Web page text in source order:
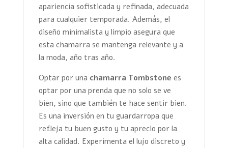
apariencia sofisticada y refinada, adecuada
para cualquier temporada. Además, el
diseño minimalista y limpio asegura que
esta chamarra se mantenga relevante y a
la moda, año tras año.
Optar por una chamarra Tombstone es
optar por una prenda que no solo se ve
bien, sino que también te hace sentir bien.
Es una inversión en tu guardarropa que
refleja tu buen gusto y tu aprecio por la
alta calidad. Experimenta el lujo discreto y